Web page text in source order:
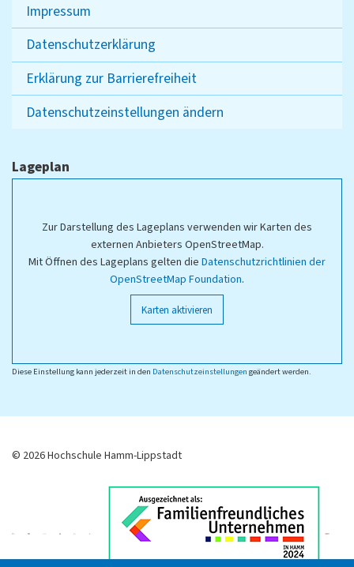
Impressum
Datenschutzerklärung
Erklärung zur Barrierefreiheit
Datenschutzeinstellungen ändern
Lageplan
Zur Darstellung des Lageplans verwenden wir Karten des
externen Anbieters OpenStreetMap.
Mit Öffnen des Lageplans gelten die Datenschutzrichtlinien der
OpenStreetMap Foundation.
Karten aktivieren
Diese Einstellung kann jederzeit in den Datenschutzeinstellungen geändert werden.
© 2026 Hochschule Hamm-Lippstadt